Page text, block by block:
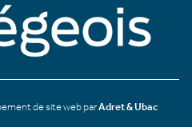
de site web parAdret & Ubac